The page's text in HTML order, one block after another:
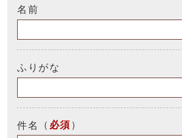
名前
ふりがな
件名 （ 必須 ）